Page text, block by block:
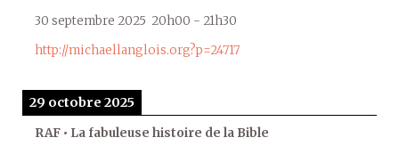
30 septembre 2025 20h00 - 21h30
http://michaellanglois.org?p=24717
29 octobre 2025
RAF • La fabuleuse histoire de la Bible